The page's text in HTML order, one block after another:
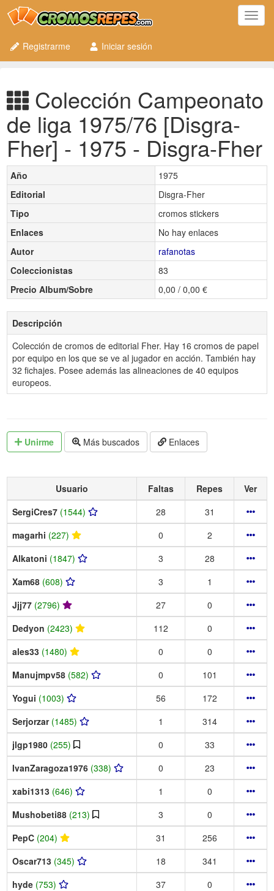
Registrarme
Iniciar sesión
Colección Campeonato
de liga 1975/76 [Disgra-
Fher] - 1975 - Disgra-Fher
Año
1975
Editorial
Disgra-Fher
Tipo
cromos stickers
Enlaces
No hay enlaces
Autor
rafanotas
Coleccionistas
83
Precio Album/Sobre
0,00 / 0,00 €
Descripción
Colección de cromos de editorial Fher. Hay 16 cromos de papel
por equipo en los que se ve al jugador en acción. También hay
32 fichajes. Posee además las alineaciones de 40 equipos
europeos.
Unirme Más buscados Enlaces
Usuario Faltas Repes
Ver
SergiCres7 (1544) 28
31
magarhi (227) 0
2
Alkatoni (1847) 3
28
Xam68 (608) 3
1
Jjj77 (2796) 27
0
Dedyon (2423) 112
0
ales33 (1480) 0
0
Manujmpv58 (582) 0
101
Yogui (1003) 56
172
Serjorzar (1485) 1
314
jlgp1980 (255) 0
33
IvanZaragoza1976 (338) 0
23
xabi1313 (646) 1
0
Mushobeti88 (213) 3
0
PepC (204) 31
256
Oscar713 (345) 18
341
hyde (753) 37
0